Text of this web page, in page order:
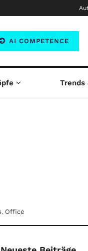
AI COMPETENCE
Trends
, Office